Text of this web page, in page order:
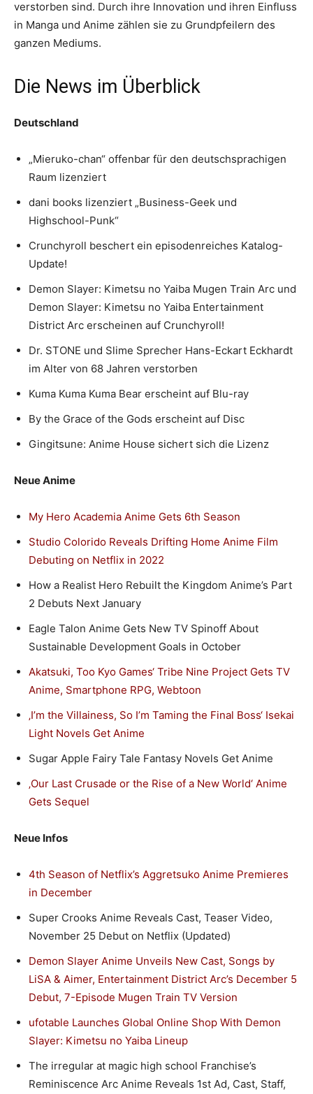
verstorben sind. Durch ihre Innovation und ihren Einfluss
in Manga und Anime zählen sie zu Grundpfeilern des
ganzen Mediums.
Die News im Überblick
Deutschland
„Mieruko-chan“ offenbar für den deutschsprachigen
Raum lizenziert
dani books lizenziert „Business-Geek und
Highschool-Punk“
Crunchyroll beschert ein episodenreiches Katalog-
Update!
Demon Slayer: Kimetsu no Yaiba Mugen Train Arc und
Demon Slayer: Kimetsu no Yaiba Entertainment
District Arc erscheinen auf Crunchyroll!
Dr. STONE und Slime Sprecher Hans-Eckart Eckhardt
im Alter von 68 Jahren verstorben
Kuma Kuma Kuma Bear erscheint auf Blu-ray
By the Grace of the Gods erscheint auf Disc
Gingitsune: Anime House sichert sich die Lizenz
Neue Anime
My Hero Academia Anime Gets 6th Season
Studio Colorido Reveals Drifting Home Anime Film
Debuting on Netflix in 2022
How a Realist Hero Rebuilt the Kingdom Anime’s Part
2 Debuts Next January
Eagle Talon Anime Gets New TV Spinoff About
Sustainable Development Goals in October
Akatsuki, Too Kyo Games‘ Tribe Nine Project Gets TV
Anime, Smartphone RPG, Webtoon
‚I’m the Villainess, So I’m Taming the Final Boss‘ Isekai
Light Novels Get Anime
Sugar Apple Fairy Tale Fantasy Novels Get Anime
‚Our Last Crusade or the Rise of a New World‘ Anime
Gets Sequel
Neue Infos
4th Season of Netflix’s Aggretsuko Anime Premieres
in December
Super Crooks Anime Reveals Cast, Teaser Video,
November 25 Debut on Netflix (Updated)
Demon Slayer Anime Unveils New Cast, Songs by
LiSA & Aimer, Entertainment District Arc’s December 5
Debut, 7-Episode Mugen Train TV Version
ufotable Launches Global Online Shop With Demon
Slayer: Kimetsu no Yaiba Lineup
The irregular at magic high school Franchise’s
Reminiscence Arc Anime Reveals 1st Ad, Cast, Staff,